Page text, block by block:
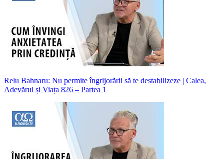
Relu Bahnaru: Nu permite îngrijorării să te destabilizeze | Calea,
Adevărul și Viața 826 – Partea 1